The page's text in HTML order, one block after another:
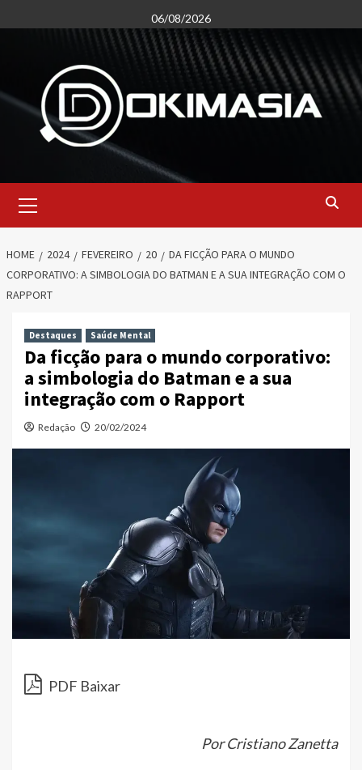
to
06/08/2026
Menu
HOME 2024 FEVEREIRO 20
DA FICÇÃO PARA O MUNDO
CORPORATIVO: A SIMBOLOGIA DO BATMAN E A SUA INTEGRAÇÃO COM O
RAPPORT
Destaques Saúde Mental
Da ficção para o mundo corporativo:
a simbologia do Batman e a sua
integração com o Rapport
Redação 20/02/2024
PDF Baixar
Por Cristiano Zanetta